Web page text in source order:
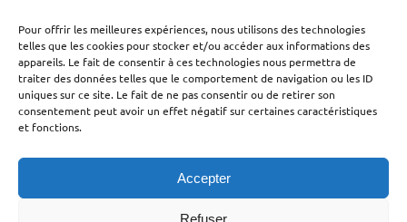
Pour offrir les meilleures expériences, nous utilisons des technologies
telles que les cookies pour stocker et/ou accéder aux informations des
appareils. Le fait de consentir à ces technologies nous permettra de
traiter des données telles que le comportement de navigation ou les ID
uniques sur ce site. Le fait de ne pas consentir ou de retirer son
consentement peut avoir un effet négatif sur certaines caractéristiques
et fonctions.
Accepter
Refuser
Où nous trouver ?
Bollène
Nyons
Valréas